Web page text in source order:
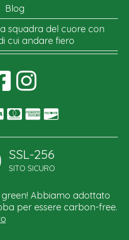
Blog
squadra del cuore con
cui andare fiero
SSL-256
SITO SICURO
green! Abbiamo adottato
per essere carbon-free.